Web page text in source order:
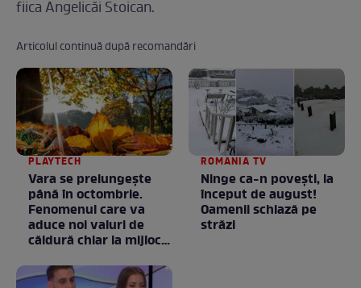
fiica Angelicăi Stoican.
Articolul continuă după recomandări
PLAYTECH
Vara se prelungeşte
până în octombrie.
Fenomenul care va
aduce noi valuri de
căldură chiar la mijlocul
ROMANIA TV
Ninge ca-n povești, la
început de august!
Oamenii schiază pe
străzi